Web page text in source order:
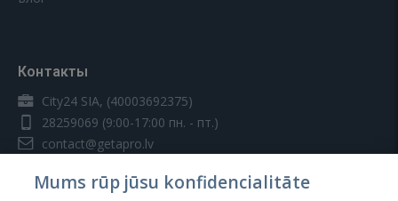
Контакты
City24 SIA, (40003692375)
28259069 (9:00-17:00 пн. - пт.)
contact@getapro.lv
Mums rūp jūsu konfidencialitāte